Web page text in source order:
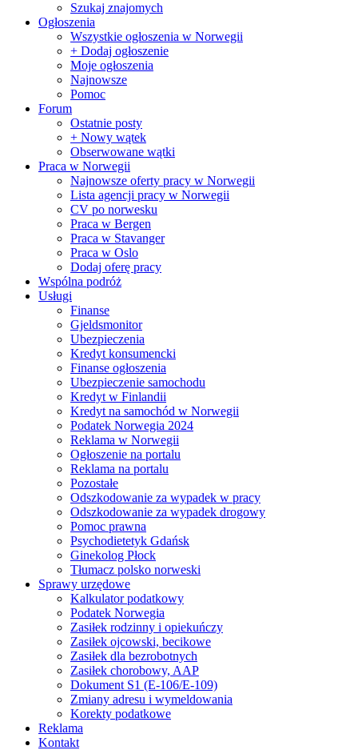
Szukaj znajomych
Ogłoszenia
Wszystkie ogłoszenia w Norwegii
+ Dodaj ogłoszenie
Moje ogłoszenia
Najnowsze
Pomoc
Forum
Ostatnie posty
+ Nowy wątek
Obserwowane wątki
Praca w Norwegii
Najnowsze oferty pracy w Norwegii
Lista agencji pracy w Norwegii
CV po norwesku
Praca w Bergen
Praca w Stavanger
Praca w Oslo
Dodaj oferę pracy
Wspólna podróż
Usługi
Finanse
Gjeldsmonitor
Ubezpieczenia
Kredyt konsumencki
Finanse ogłoszenia
Ubezpieczenie samochodu
Kredyt w Finlandii
Kredyt na samochód w Norwegii
Podatek Norwegia 2024
Reklama w Norwegii
Ogłoszenie na portalu
Reklama na portalu
Pozostałe
Odszkodowanie za wypadek w pracy
Odszkodowanie za wypadek drogowy
Pomoc prawna
Psychodietetyk Gdańsk
Ginekolog Płock
Tłumacz polsko norweski
Sprawy urzędowe
Kalkulator podatkowy
Podatek Norwegia
Zasiłek rodzinny i opiekuńczy
Zasiłek ojcowski, becikowe
Zasiłek dla bezrobotnych
Zasiłek chorobowy, AAP
Dokument S1 (E-106/E-109)
Zmiany adresu i wymeldowania
Korekty podatkowe
Reklama
Kontakt